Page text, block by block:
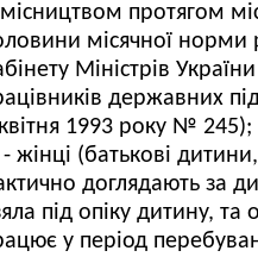
протягом
місячної норми
Міністрів
державних
1993 року № 245);
- жінці (батькові
доглядають за
під опіку дитину,
у період